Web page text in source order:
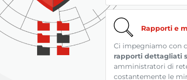
Rapporti e
Ci impegniamo con
rapporti dettagliati
amministratori di
costantemente le